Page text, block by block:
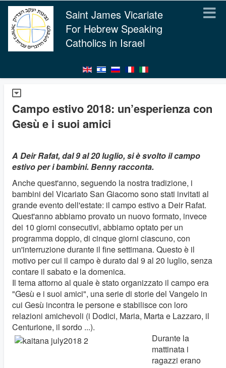
Saint James Vicariate
For Hebrew Speaking
Catholics in Israel
Campo estivo 2018: un’esperienza con
Gesù e i suoi amici
A Deir Rafat, dal 9 al 20 luglio, si è svolto il campo
estivo per i bambini. Benny racconta.
Anche quest'anno, seguendo la nostra tradizione, i
bambini del Vicariato San Giacomo sono stati invitati al
grande evento dell'estate: il campo estivo a Deir Rafat.
Quest'anno abbiamo provato un nuovo formato, invece
dei 10 giorni consecutivi, abbiamo optato per un
programma doppio, di cinque giorni ciascuno, con
un'interruzione durante il fine settimana. Questo è il
motivo per cui il campo è durato dal 9 al 20 luglio, senza
contare il sabato e la domenica.
Il tema attorno al quale è stato organizzato il campo era
"Gesù e i suoi amici", una serie di storie del Vangelo in
cui Gesù incontra le persone e stabilisce con loro
relazioni amichevoli (i Dodici, Maria, Marta e Lazzaro, il
Centurione, il sordo ...).
Durante la
mattinata i
ragazzi erano